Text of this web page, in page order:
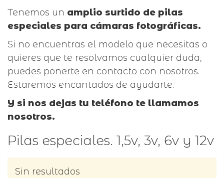
Tenemos un amplio surtido de pilas
especiales para cámaras fotográficas.
Si no encuentras el modelo que necesitas o
quieres que te resolvamos cualquier duda,
puedes ponerte en contacto con nosotros.
Estaremos encantados de ayudarte.
Y si nos dejas tu teléfono te llamamos
nosotros.
Pilas especiales. 1,5v, 3v, 6v y 12v
Sin resultados